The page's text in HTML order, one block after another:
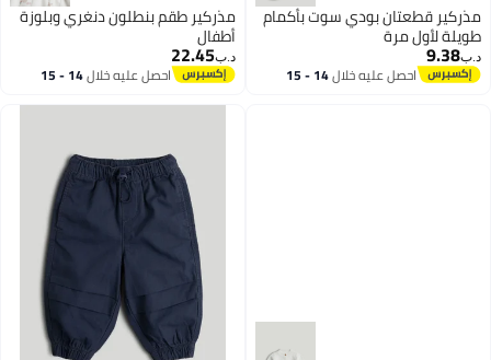
مذركير قطعتان بودي سوت بأكمام
طويلة لأول مرة
د.ب‏9.38
احصل عليه خلال 14 - 15
مذركير طقم بنطلون دنغري وبلوزة
أطفال
د.ب‏22.45
احصل عليه خلال 14 - 15